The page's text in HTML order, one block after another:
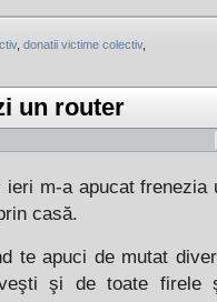
, donatii victime colectiv,
un router
ieri m-a apucat frenezia
casă.
te apuci de mutat
şi de toate firele